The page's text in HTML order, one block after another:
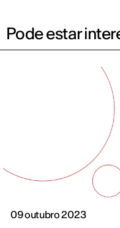
Pode estar
09 outubro 2023